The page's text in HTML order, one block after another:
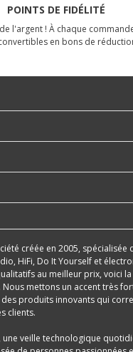
POINTS DE FIDÉLITÉ
l'argent ! À chaque
en bons de
créée en 2005, spécialisée
HiFi, Do It Yourself et
au meilleur prix, voici
mettons un accent très
produits innovants qui
clients.
veille technologique